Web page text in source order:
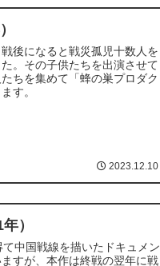
後になると戦災孤児十数人を
。その子供たちを出演させて
ちを集めて「蜂の巣プロダク
す。
2023.12.10
）
中国戦線を描いたドキュメン
すが、本作は終戦の翌年に戦